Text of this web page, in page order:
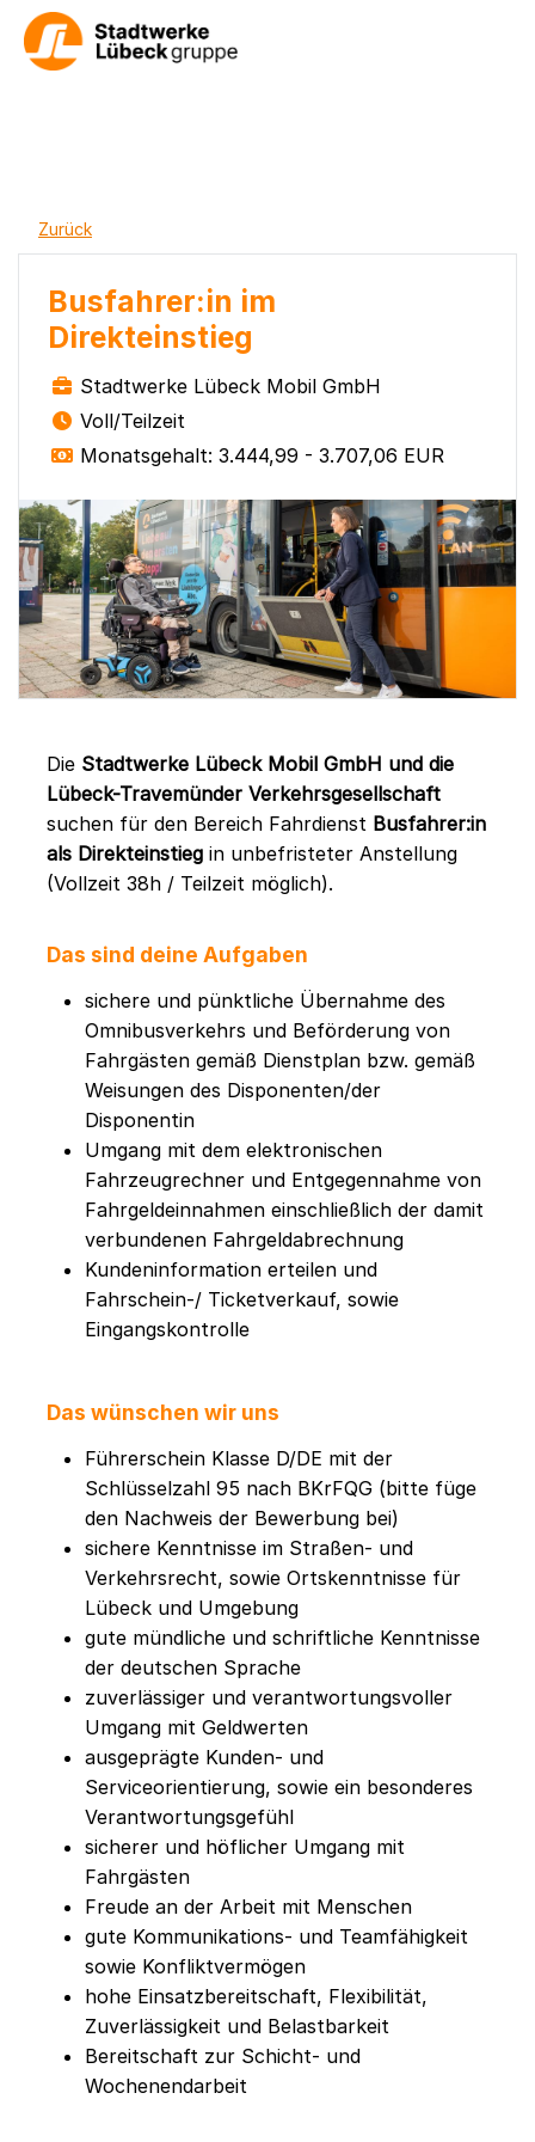
Zurück
Busfahrer:in im
Direkteinstieg
Stadtwerke Lübeck Mobil GmbH
Voll/Teilzeit
Monatsgehalt: 3.444,99 - 3.707,06 EUR
Die Stadtwerke Lübeck Mobil GmbH und die
Lübeck-Travemünder Verkehrsgesellschaft
suchen für den Bereich Fahrdienst Busfahrer:in
als Direkteinstieg in unbefristeter Anstellung
(Vollzeit 38h / Teilzeit möglich).
Das sind deine Aufgaben
sichere und pünktliche Übernahme des
Omnibusverkehrs und Beförderung von
Fahrgästen gemäß Dienstplan bzw. gemäß
Weisungen des Disponenten/der
Disponentin
Umgang mit dem elektronischen
Fahrzeugrechner und Entgegennahme von
Fahrgeldeinnahmen einschließlich der damit
verbundenen Fahrgeldabrechnung
Kundeninformation erteilen und
Fahrschein-/ Ticketverkauf, sowie
Eingangskontrolle
Das wünschen wir uns
Führerschein Klasse D/DE mit der
Schlüsselzahl 95 nach BKrFQG (bitte füge
den Nachweis der Bewerbung bei)
sichere Kenntnisse im Straßen- und
Verkehrsrecht, sowie Ortskenntnisse für
Lübeck und Umgebung
gute mündliche und schriftliche Kenntnisse
der deutschen Sprache
zuverlässiger und verantwortungsvoller
Umgang mit Geldwerten
ausgeprägte Kunden- und
Serviceorientierung, sowie ein besonderes
Verantwortungsgefühl
sicherer und höflicher Umgang mit
Fahrgästen
Freude an der Arbeit mit Menschen
gute Kommunikations- und Teamfähigkeit
sowie Konfliktvermögen
hohe Einsatzbereitschaft, Flexibilität,
Zuverlässigkeit und Belastbarkeit
Bereitschaft zur Schicht- und
Wochenendarbeit